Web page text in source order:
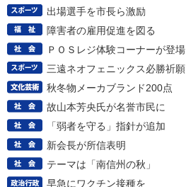
出場選手を市長ら激励
障害者の雇用促進を図る
ＰＯＳレジ体験コーナーが登場
三遠ネオフェニックス必勝祈願
秋冬物メーカブランド200点
故山本芳央氏が名誉市民に
「弱者を守る」指針が追加
新会長が所信表明
テーマは「南信州の秋」
早急にワクチン接種を